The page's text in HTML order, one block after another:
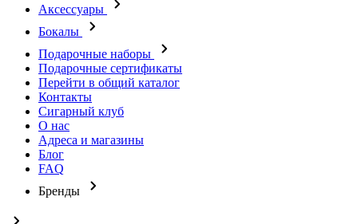
Аксессуары
Бокалы
Подарочные наборы
Подарочные сертификаты
Перейти в общий каталог
Контакты
Сигарный клуб
О нас
Адреса и магазины
Блог
FAQ
Бренды